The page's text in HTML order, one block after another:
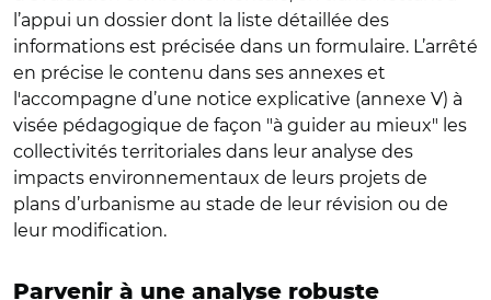
l’appui un dossier dont la liste détaillée des
informations est précisée dans un formulaire. L’arrêté
en précise le contenu dans ses annexes et
l'accompagne d’une notice explicative (annexe V) à
visée pédagogique de façon "à guider au mieux" les
collectivités territoriales dans leur analyse des
impacts environnementaux de leurs projets de
plans d’urbanisme au stade de leur révision ou de
leur modification.
Parvenir à une analyse robuste